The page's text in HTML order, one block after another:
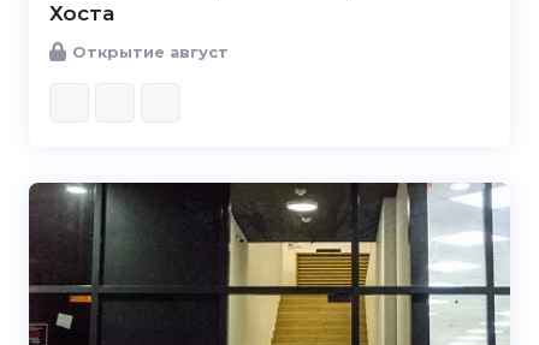
Хоста
Открытие август